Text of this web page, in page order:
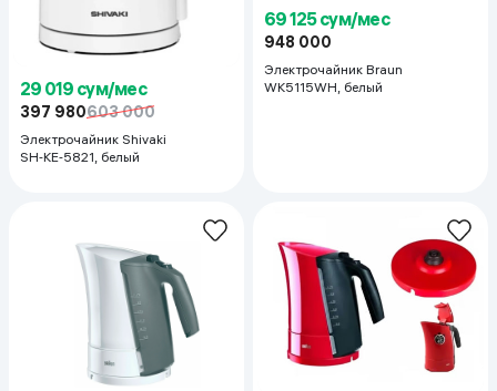
29 019 сум/мес
397 980603 000
Электрочайник Shivaki
SH‑KE‑5821, белый
69 125 сум/мес
948 000
Электрочайник Braun
WK5115WH, белый